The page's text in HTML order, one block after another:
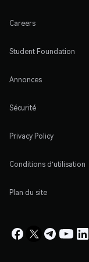
Careers
Student Foundation
Annonces
Sécurité
Privacy Policy
Conditions d'utilisation
Plan du site